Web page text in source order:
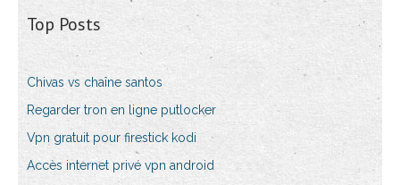
Top Posts
Chivas vs chaîne santos
Regarder tron ​​en ligne putlocker
Vpn gratuit pour firestick kodi
Accès internet privé vpn android